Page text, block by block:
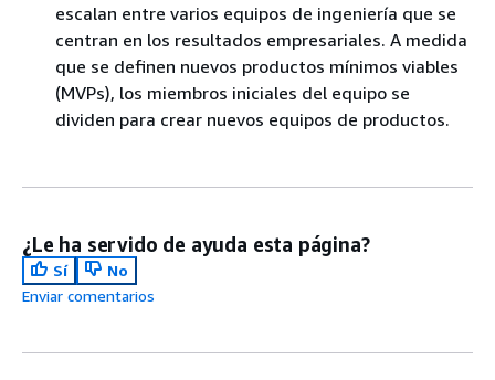
escalan entre varios equipos de ingeniería que se
centran en los resultados empresariales. A medida
que se definen nuevos productos mínimos viables
(MVPs), los miembros iniciales del equipo se
dividen para crear nuevos equipos de productos.
¿Le ha servido de ayuda esta página?
Sí
No
Enviar comentarios